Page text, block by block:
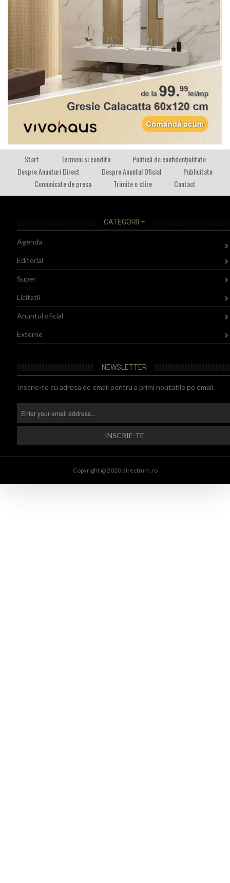
Start Termeni si conditii
Politică de confidențialitate
Despre Anunturi Direct
Despre Anuntul Oficial
Publicitate
Comunicate de presa
Trimite o stire Contact
CATEGORII +
Agenda
Editorial
Super
Licitatii
Anuntul oficial
Externe
NEWSLETTER
Inscrie-te cu adresa de email pentru a primi noutatile pe email.
Copyright @ 2020 directmm.ro